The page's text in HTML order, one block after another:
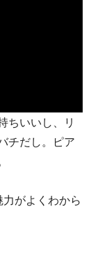
ちいいし、リ
チだし。ピア
がよくわから